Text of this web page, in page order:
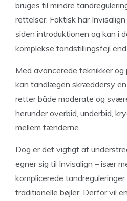
bruges til mindre
rettelser. Faktisk har
siden introduktionen og kan i
komplekse tandstillingsfejl
Med avancerede teknikker
kan tandlægen skræddersy en
retter både moderate og
herunder overbid, underbid,
mellem tænderne.
Dog er det vigtigt at
egner sig til Invisalign – især
komplicerede
traditionelle bøjler. Derfor vil